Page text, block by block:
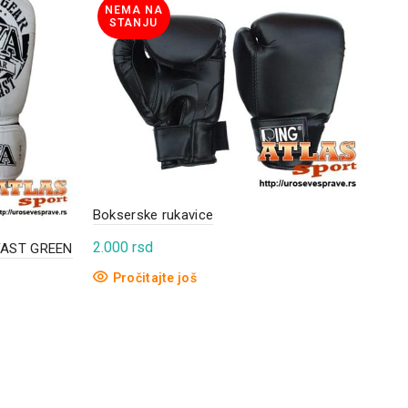
GREEN
NEMA NA
STANJU
Bokserske rukavice
2.000 rsd
Pročitajte još